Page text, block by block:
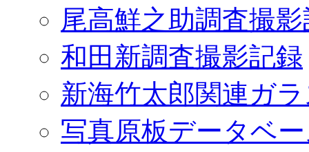
尾高鮮之助調査撮
和田新調査撮影記録
新海竹太郎関連ガ
写真原板データベ